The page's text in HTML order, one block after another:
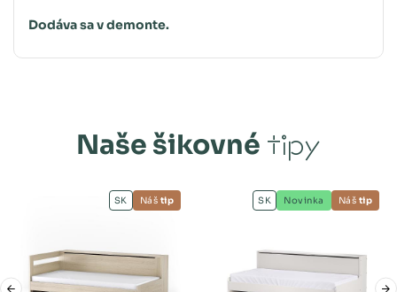
Dodáva sa v demonte.
Naše šikovné tipy
SK Náš tip SK Novinka Náš tip